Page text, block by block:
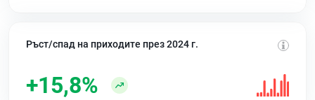
Ръст/спад на приходите през 2024 г.
+15,8%